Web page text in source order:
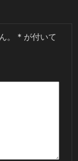
。 * が付いて